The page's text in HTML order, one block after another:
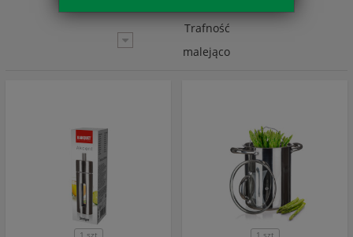
Trafność
malejąco
1 szt 1 szt